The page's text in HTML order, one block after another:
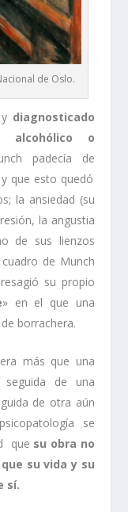
de Oslo.
diagnosticado
alcohólico o
padecía de
y que esto quedó
la ansiedad (su
la angustia
de sus lienzos
de Munch
su propio
» en el que una
borrachera.
más que una
de una
de otra aún
se
que su obra no
su vida y su
sí.